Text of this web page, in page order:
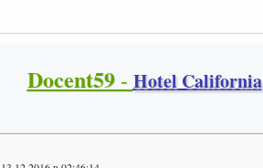
Docent59- Hotel California